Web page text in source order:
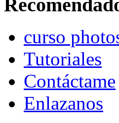
curso
Tutoriales
Contáctame
Enlazanos